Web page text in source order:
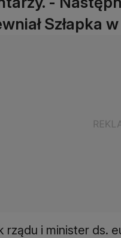
Szłapka
rządu i minister ds.